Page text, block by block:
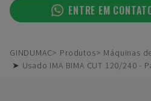
ENTRE EM
GINDUMAC Produtos
Máquinas
➤ Usado IMA BIMA CUT 120/240 -